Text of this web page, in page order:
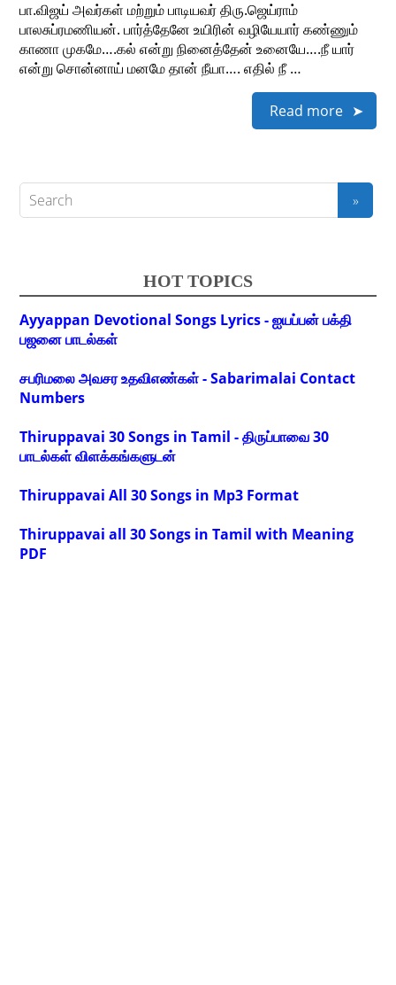
பா.விஜய் அவர்கள் மற்றும் பாடியவர் திரு.ஜெய்ராம்
பாலசுப்ரமணியன். பார்த்தேனே உயிரின் வழியேயார் கண்ணும்
காணா முகமே….கல் என்று நினைத்தேன் உனையே….நீ யார்
என்று சொன்னாய் மனமே தான் நீயா…. எதில் நீ …
Read more
HOT TOPICS
Ayyappan Devotional Songs Lyrics - ஐயப்பன் பக்தி
பஜனை பாடல்கள்
சபரிமலை அவசர உதவிஎண்கள் - Sabarimalai Contact
Numbers
Thiruppavai 30 Songs in Tamil - திருப்பாவை 30
பாடல்கள் விளக்கங்களுடன்
Thiruppavai All 30 Songs in Mp3 Format
Thiruppavai all 30 Songs in Tamil with Meaning
PDF